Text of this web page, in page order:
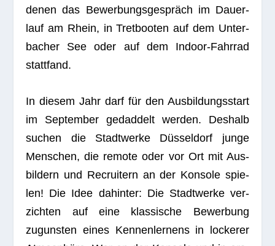
denen das Bewer­bungs­ge­spräch im Dau­er­
lauf am Rhein, in Tret­boo­ten auf dem Unter­
ba­cher See oder auf dem Indoor-Fahr­rad
stattfand.
In die­sem Jahr darf für den Aus­bil­dungs­start
im Sep­tem­ber gedad­delt wer­den. Des­halb
suchen die Stadt­werke Düs­sel­dorf junge
Men­schen, die remote oder vor Ort mit Aus­
bil­dern und Recrui­tern an der Kon­sole spie­
len! Die Idee dahin­ter: Die Stadt­werke ver­
zich­ten auf eine klas­si­sche Bewer­bung
zuguns­ten eines Ken­nen­ler­nens in locke­rer